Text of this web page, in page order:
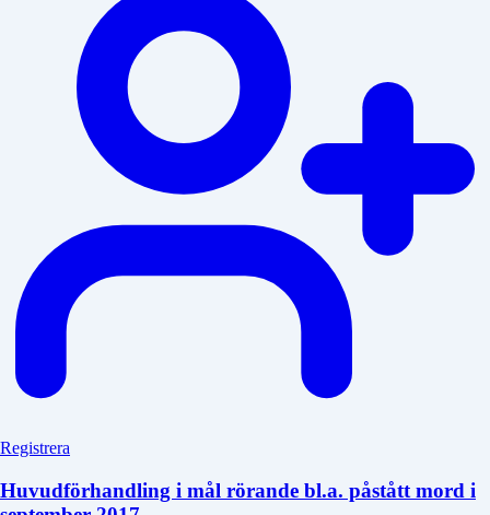
Registrera
Huvudförhandling i mål rörande bl.a. påstått mord i